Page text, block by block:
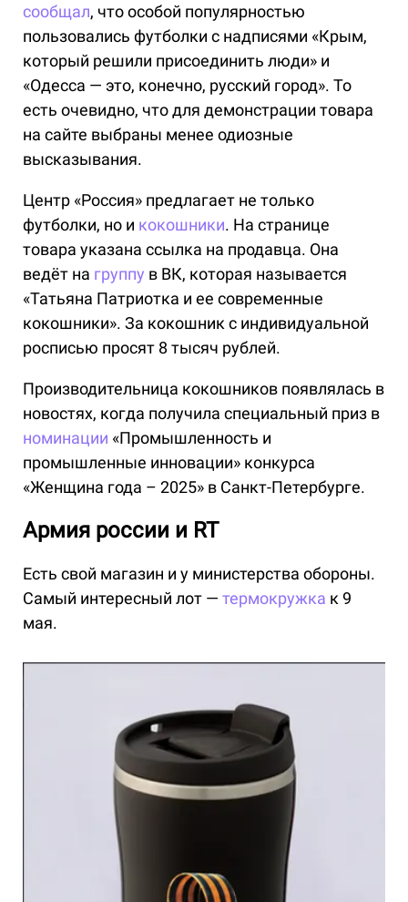
сообщал, что особой популярностью
пользовались футболки с надписями «Крым,
который решили присоединить люди» и
«Одесса — это, конечно, русский город». То
есть очевидно, что для демонстрации товара
на сайте выбраны менее одиозные
высказывания.
Центр «Россия» предлагает не только
футболки, но и кокошники. На странице
товара указана ссылка на продавца. Она
ведёт на группу в ВК, которая называется
«Татьяна Патриотка и ее современные
кокошники». За кокошник с индивидуальной
росписью просят 8 тысяч рублей.
Производительница кокошников появлялась в
новостях, когда получила специальный приз в
номинации «Промышленность и
промышленные инновации» конкурса
«Женщина года – 2025» в Санкт-Петербурге.
Армия россии и RT
Есть свой магазин и у министерства обороны.
Самый интересный лот — термокружка к 9
мая.